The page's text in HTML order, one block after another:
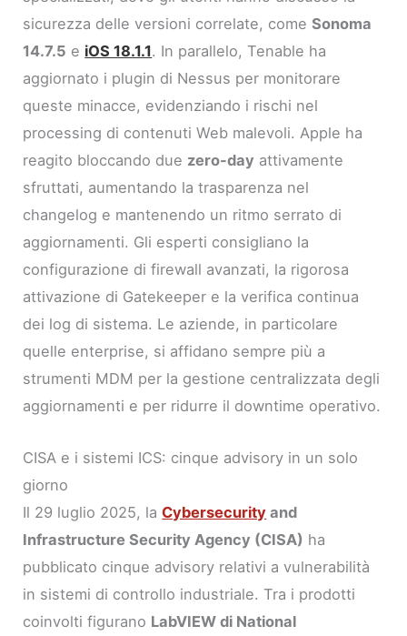
sicurezza delle versioni correlate, comeSonoma
14.7.5 e iOS 18.1.1. In parallelo, Tenable ha
aggiornato i plugin di Nessus per monitorare
queste minacce, evidenziando i rischi nel
processing di contenuti Web malevoli. Apple ha
reagito bloccando due zero-day attivamente
sfruttati, aumentando la trasparenza nel
changelog e mantenendo un ritmo serrato di
aggiornamenti. Gli esperti consigliano la
configurazione di firewall avanzati, la rigorosa
attivazione di Gatekeeper e la verifica continua
dei log di sistema. Le aziende, in particolare
quelle enterprise, si affidano sempre più a
strumenti MDM per la gestione centralizzata degli
aggiornamenti e per ridurre il downtime operativo.
CISA e i sistemi ICS: cinque advisory in un solo
giorno
Il 29 luglio 2025, laCybersecurity and
Infrastructure Security Agency (CISA) ha
pubblicato cinque advisory relativi a vulnerabilità
in sistemi di controllo industriale. Tra i prodotti
coinvolti figurano LabVIEW di National